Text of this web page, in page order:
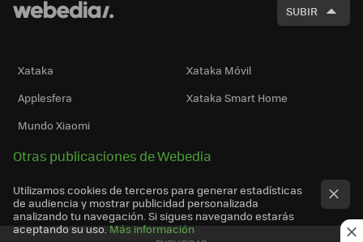
SUBIR
Xataka
Xataka Móvil
Applesfera
Xataka Smart Home
Mundo Xiaomi
Otras publicaciones de Webedia
Utilizamos cookies de terceros para generar estadísticas
de audiencia y mostrar publicidad personalizada
analizando tu navegación. Si sigues navegando estarás
aceptando su uso. Más información